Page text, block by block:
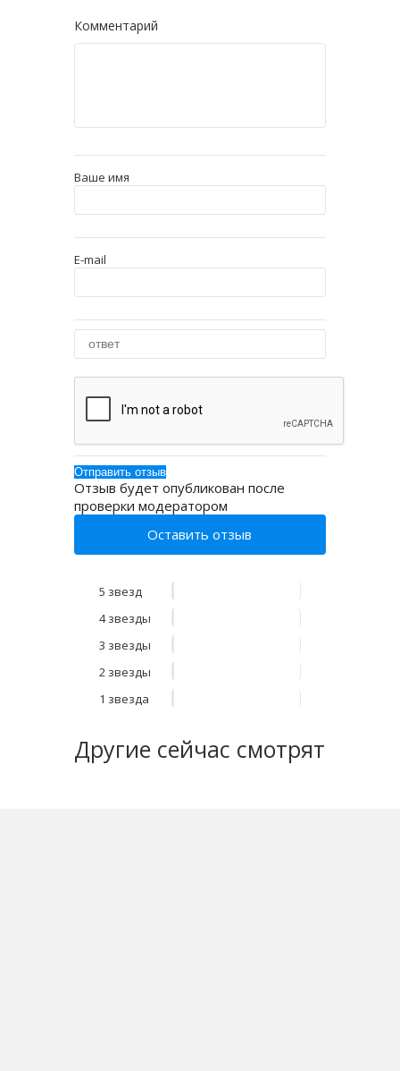
Комментарий
Ваше имя
E-mail
Отзыв будет опубликован после
проверки модератором
Оставить отзыв
5 звезд
4 звезды
3 звезды
2 звезды
1 звезда
Другие сейчас смотрят